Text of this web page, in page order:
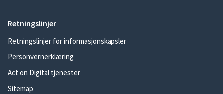
Retningslinjer
Retningslinjer for informasjonskapsler
Personvernerklæring
Act on Digital tjenester
Sitemap